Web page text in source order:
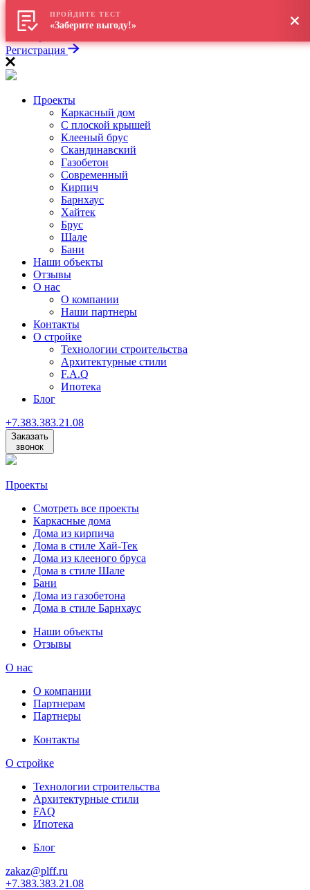
Как построить дом в 2026: от идеи до готового жилья — на
Регистрация
Проекты
Каркасный дом
С плоской крышей
Клееный брус
Скандинавский
Газобетон
Современный
Кирпич
Барнхаус
Хайтек
Брус
Шале
Бани
Наши объекты
Отзывы
О нас
О компании
Наши партнеры
Контакты
О стройке
Технологии строительства
Архитектурные стили
F.A.Q
Ипотека
Блог
+7.383.383.21.08
Заказать
звонок
Проекты
Смотреть все проекты
Каркасные дома
Дома из кирпича
Дома в стиле Хай-Тек
Дома из клееного бруса
Дома в стиле Шале
Бани
Дома из газобетона
Дома в стиле Барнхаус
Наши объекты
Отзывы
О нас
О компании
Партнерам
Партнеры
Контакты
О стройке
Технологии строительства
Архитектурные стили
FAQ
Ипотека
Блог
zakaz@plff.ru
+7.383.383.21.08
ПРОЙДИТЕ ТЕСТ
«Заберите выгоду!»